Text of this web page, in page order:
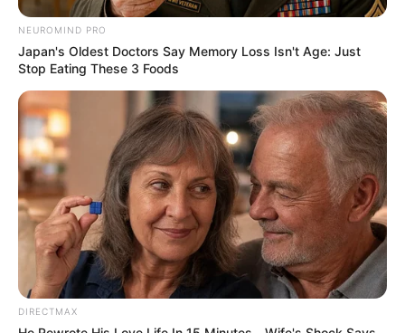
NEUROMIND PRO
Japan's Oldest Doctors Say Memory Loss Isn't Age: Just
Stop Eating These 3 Foods
DIRECTMAX